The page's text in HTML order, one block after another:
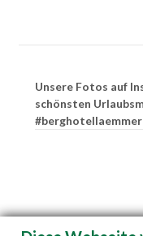
Unsere Fotos auf
schönsten